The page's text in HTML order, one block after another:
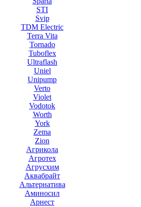
STI
Svip
TDM Electric
Terra Vita
Tornado
Tuboflex
Ultraflash
Uniel
Unipump
Verto
Violet
Vodotok
Worth
York
Zema
Zion
Агрикола
Агротех
Агрусхим
Аквабрайт
Альтернатива
Аминосил
Арнест